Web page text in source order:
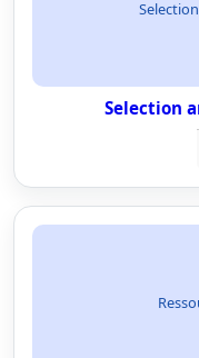
Selection